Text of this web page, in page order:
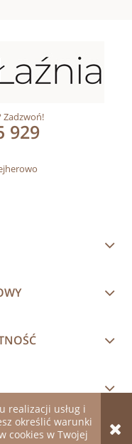
realizacji usług i
określić warunki
cookies w Twojej
Zadzwoń!
929
strony